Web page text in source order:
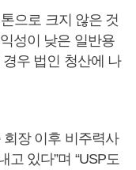
으로 크지 않은 것
성이 낮은 일반용
우 법인 청산에 나
회장 이후 비주력사
고 있다”며 “USP도